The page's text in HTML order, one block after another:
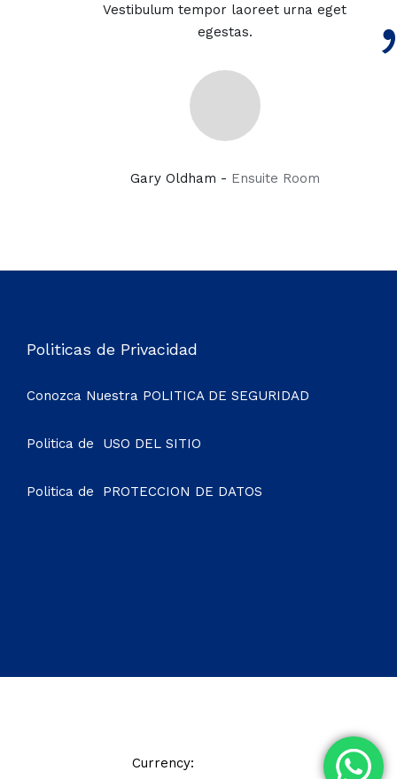
Vestibulum tempor laoreet urna eget
egestas.
Gary Oldham - Ensuite Room
Politicas de Privacidad
Conozca Nuestra POLITICA DE SEGURIDAD
Politica de USO DEL SITIO
Politica de PROTECCION DE DATOS
Currency: